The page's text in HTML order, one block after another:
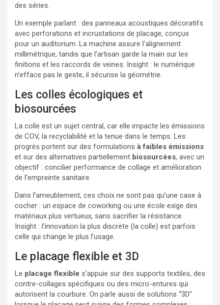
des séries.
Un exemple parlant : des panneaux acoustiques décoratifs
avec perforations et incrustations de placage, conçus
pour un auditorium. La machine assure l’alignement
millimétrique, tandis que l’artisan garde la main sur les
finitions et les raccords de veines. Insight : le numérique
n’efface pas le geste, il sécurise la géométrie.
Les colles écologiques et
biosourcées
La colle est un sujet central, car elle impacte les émissions
de COV, la recyclabilité et la tenue dans le temps. Les
progrès portent sur des formulations à faibles émissions
et sur des alternatives partiellement biosourcées, avec un
objectif : concilier performance de collage et amélioration
de l’empreinte sanitaire.
Dans l’ameublement, ces choix ne sont pas qu’une case à
cocher : un espace de coworking ou une école exige des
matériaux plus vertueux, sans sacrifier la résistance.
Insight : l’innovation la plus discrète (la colle) est parfois
celle qui change le plus l’usage.
Le placage flexible et 3D
Le placage flexible s’appuie sur des supports textiles, des
contre-collages spécifiques ou des micro-entures qui
autorisent la courbure. On parle aussi de solutions “3D”